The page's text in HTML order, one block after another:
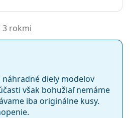
3100 19 51
3 rokmi
diely modelov
však bohužiaľ nemáme
iba originálne kusy.